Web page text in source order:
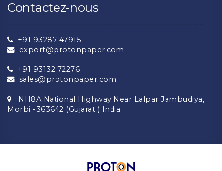
Contactez-nous
+91 93287 47915
export@protonpaper.com
+91 93132 72276
sales@protonpaper.com
NH8A National Highway Near Lalpar Jambudiya,
Morbi -363642 (Gujarat ) India